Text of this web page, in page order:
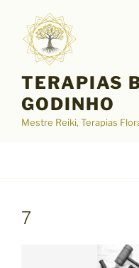
conteúdo
TERAPIAS
GODINHO
Mestre Reiki, Terapias
7